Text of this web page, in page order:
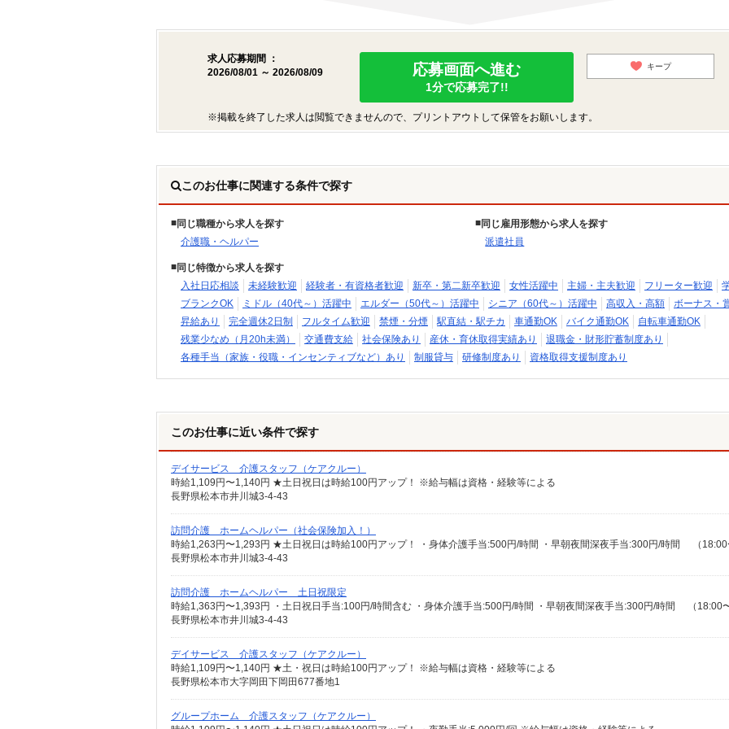
求人応募期間 ：
2026/08/01 ～ 2026/08/09
応募画面へ進む
1分で応募完了!!
キープ
※掲載を終了した求人は閲覧できませんので、プリントアウトして保管をお願いします。
このお仕事に関連する条件で探す
同じ職種から求人を探す
介護職・ヘルパー
同じ雇用形態から求人を探す
派遣社員
同じ特徴から求人を探す
入社日応相談
未経験歓迎 経験者・有資格者歓迎 新卒・第二新卒歓迎 女性活躍中 主婦・主夫歓迎 フリーター歓迎
ブランクOK
ミドル（40代～）活躍中 エルダー（50代～）活躍中 シニア（60代～）活躍中 高収入・高額
ボーナス・
昇給あり
完全週休2日制 フルタイム歓迎 禁煙・分煙 駅直結・駅チカ 車通勤OK バイク通勤OK
自転車通勤OK
残業少なめ（月20h未満）
交通費支給 社会保険あり 産休・育休取得実績あり
退職金・財形貯蓄制度あり
各種手当（家族・役職・インセンティブなど）あり
制服貸与 研修制度あり 資格取得支援制度あり
このお仕事に近い条件で探す
デイサービス 介護スタッフ（ケアクルー）
時給1,109円〜1,140円 ★土日祝日は時給100円アップ！ ※給与幅は資格・経験等による
長野県松本市井川城3-4-43
訪問介護 ホームヘルパー（社会保険加入！）
長野県松本市井川城3-4-43
訪問介護 ホームヘルパー 土日祝限定
長野県松本市井川城3-4-43
デイサービス 介護スタッフ（ケアクルー）
時給1,109円〜1,140円 ★土・祝日は時給100円アップ！ ※給与幅は資格・経験等による
長野県松本市大字岡田下岡田677番地1
グループホーム 介護スタッフ（ケアクルー）